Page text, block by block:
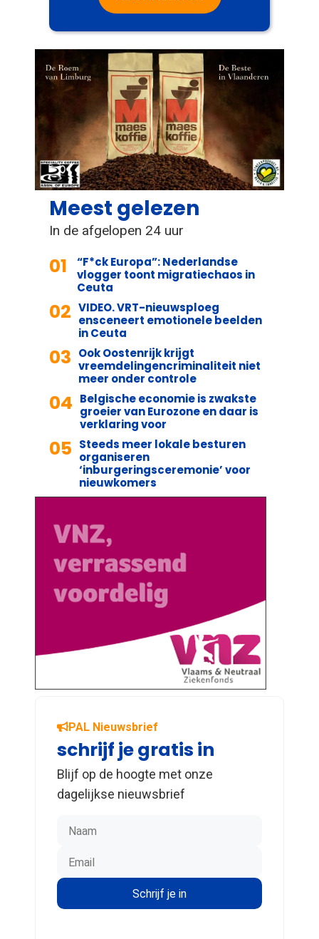
Meest gelezen
In de afgelopen 24 uur
01
“F*ck Europa”: Nederlandse
vlogger toont migratiechaos in
Ceuta
02 VIDEO. VRT-nieuwsploeg
ensceneert emotionele beelden
in Ceuta
03 Ook Oostenrijk krijgt
vreemdelingencriminaliteit niet
meer onder controle
04 Belgische economie is zwakste
groeier van Eurozone en daar is
verklaring voor
05 Steeds meer lokale besturen
organiseren
‘inburgeringsceremonie’ voor
nieuwkomers
PAL Nieuwsbrief
schrijf je gratis in
Blijf op de hoogte met onze
dagelijkse nieuwsbrief